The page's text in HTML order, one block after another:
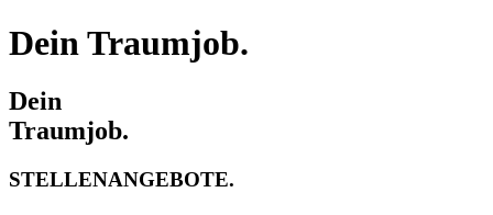
Dein Traumjob.
Dein
Traumjob.
STELLENANGEBOTE.